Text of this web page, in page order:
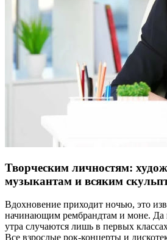
Творческим личностям:
музыкантам и всяким
Вдохновение приходит ночью, это
начинающим рембрандтам и моне. Да
утра случаются лишь в первых
Все взрослые рок-концерты и